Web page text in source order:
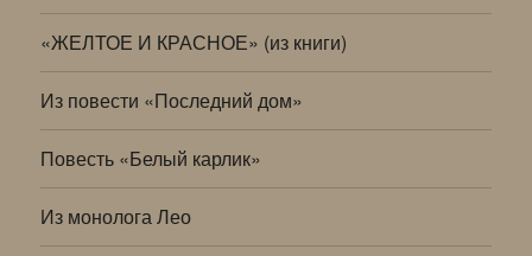
«ЖЕЛТОЕ И КРАСНОЕ» (из книги)
Из повести «Последний дом»
Повесть «Белый карлик»
Из монолога Лео